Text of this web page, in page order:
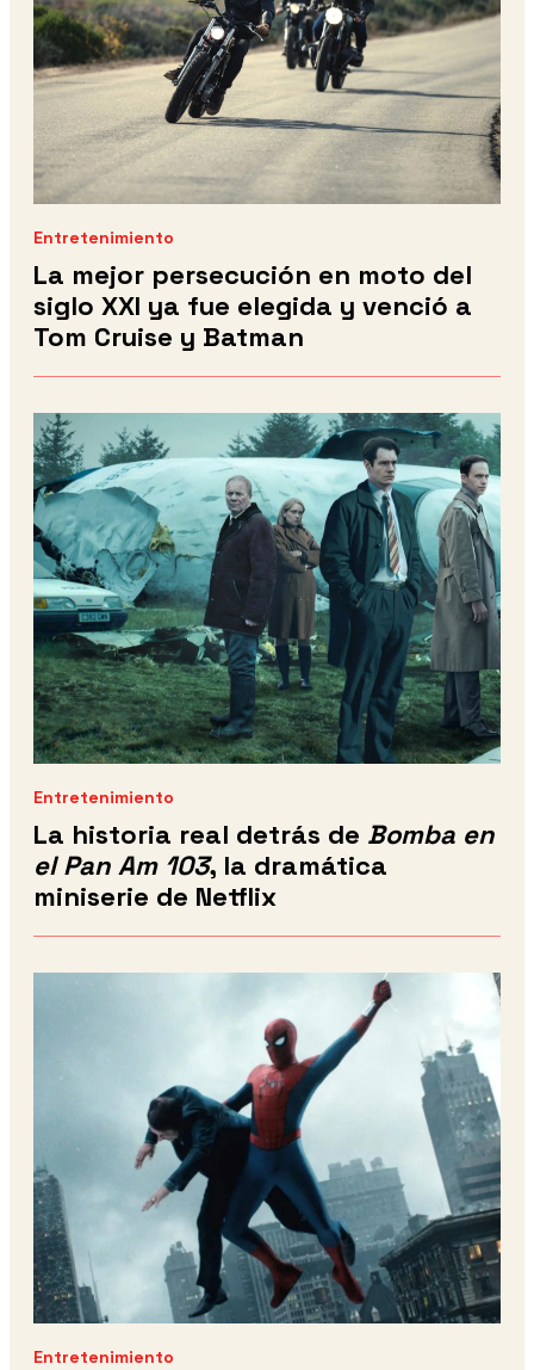
Entretenimiento
La mejor persecución en moto del
siglo XXI ya fue elegida y venció a
Tom Cruise y Batman
Entretenimiento
La historia real detrás de Bomba en
el Pan Am 103, la dramática
miniserie de Netflix
Entretenimiento